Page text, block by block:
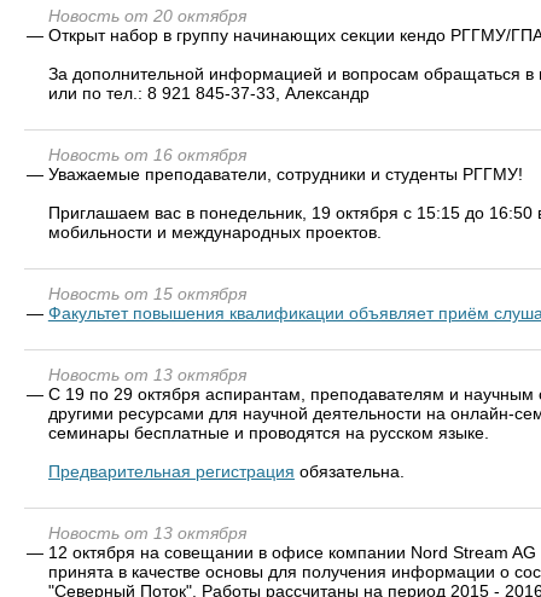
Новость от 20 октября
— Открыт набор в группу начинающих секции кендо РГГМУ/
За дополнительной информацией и вопросам обращаться в
или по тел.: 8 921 845-37-33, Александр
Новость от 16 октября
— Уважаемые преподаватели, сотрудники и студенты РГГМУ!
Приглашаем вас в понедельник, 19 октября с 15:15 до
мобильности и международных проектов.
Новость от 15 октября
— Факультет повышения квалификации объявляет приём
Новость от 13 октября
— С 19 по 29 октября аспирантам, преподавателям и научным
другими ресурсами для научной деятельности на онлайн-
семинары бесплатные и проводятся на русском языке.
Предварительная регистрация обязательна.
Новость от 13 октября
— 12 октября на совещании в офисе компании Nord Stream
принята в качестве основы для получения информации о
"Северный Поток". Работы рассчитаны на период 2015 - 2016